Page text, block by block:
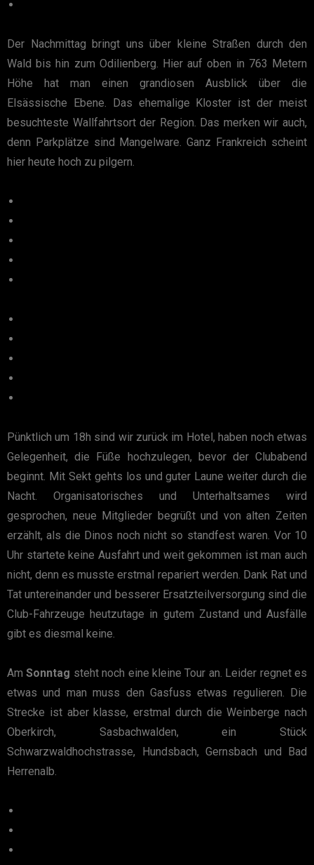
Der Nachmittag bringt uns über kleine Straßen durch den
Wald bis hin zum Odilienberg. Hier auf oben in 763 Metern
Höhe hat man einen grandiosen Ausblick über die
Elsässische Ebene. Das ehemalige Kloster ist der meist
besuchteste Wallfahrtsort der Region. Das merken wir auch,
denn Parkplätze sind Mangelware. Ganz Frankreich scheint
hier heute hoch zu pilgern.
Pünktlich um 18h sind wir zurück im Hotel, haben noch etwas
Gelegenheit, die Füße hochzulegen, bevor der Clubabend
beginnt. Mit Sekt gehts los und guter Laune weiter durch die
Nacht. Organisatorisches und Unterhaltsames wird
gesprochen, neue Mitglieder begrüßt und von alten Zeiten
erzählt, als die Dinos noch nicht so standfest waren. Vor 10
Uhr startete keine Ausfahrt und weit gekommen ist man auch
nicht, denn es musste erstmal repariert werden. Dank Rat und
Tat untereinander und besserer Ersatzteilversorgung sind die
Club-Fahrzeuge heutzutage in gutem Zustand und Ausfälle
gibt es diesmal keine.
AmSonntag steht noch eine kleine Tour an. Leider regnet es
etwas und man muss den Gasfuss etwas regulieren. Die
Strecke ist aber klasse, erstmal durch die Weinberge nach
Oberkirch, Sasbachwalden, ein Stück
Schwarzwaldhochstrasse, Hundsbach, Gernsbach und Bad
Herrenalb.